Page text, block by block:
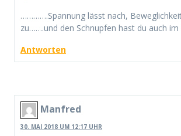
………….Spannung lässt nach,
zu…….und den Schnupfen hast du auch
Antworten
Manfred
30. MAI 2018 UM 12:17 UHR